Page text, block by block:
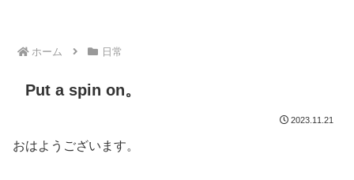
ホーム 日常
Put a spin on。
2023.11.21
おはようございます。